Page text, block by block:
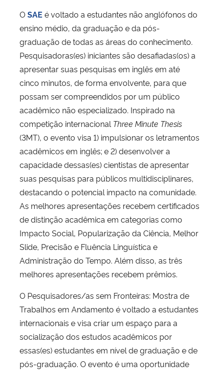
OSAE é voltado a estudantes não anglófonos do
ensino médio, da graduação e da pós-
graduação de todas as áreas do conhecimento.
Pesquisadoras(es) iniciantes são desafiadas(os) a
apresentar suas pesquisas em inglês em até
cinco minutos, de forma envolvente, para que
possam ser compreendidos por um público
acadêmico não especializado. Inspirado na
competição internacional Three Minute Thesis
(3MT), o evento visa 1) impulsionar os letramentos
acadêmicos em inglês; e 2) desenvolver a
capacidade dessas(es) cientistas de apresentar
suas pesquisas para públicos multidisciplinares,
destacando o potencial impacto na comunidade.
As melhores apresentações recebem certificados
de distinção acadêmica em categorias como
Impacto Social, Popularização da Ciência, Melhor
Slide, Precisão e Fluência Linguística e
Administração do Tempo. Além disso, as três
melhores apresentações recebem prêmios.
O Pesquisadores/as sem Fronteiras: Mostra de
Trabalhos em Andamento é voltado a estudantes
internacionais e visa criar um espaço para a
socialização dos estudos acadêmicos por
essas(es) estudantes em nível de graduação e de
pós-graduação. O evento é uma oportunidade